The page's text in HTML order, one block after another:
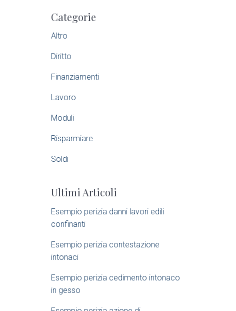
r
i
m
a
r
y
i
d
e
b
a
Categorie
Altro
Diritto
Finanziamenti
Lavoro
Moduli
Risparmiare
Soldi
Ultimi Articoli
Esempio perizia danni lavori edili
confinanti​
Esempio perizia contestazione
intonaci​
Esempio perizia cedimento intonaco
in gesso